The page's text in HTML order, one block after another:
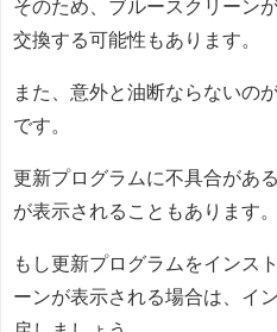
そのため、ブルースクリーン
交換する可能性もあります。
また、意外と油断ならないの
です。
更新プログラムに不具合があ
が表示されることもあります。
もし更新プログラムをインス
ーンが表示される場合は、イ